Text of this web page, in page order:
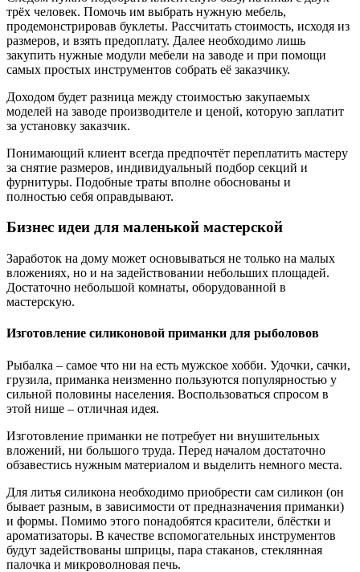
трёх человек. Помочь им выбрать нужную мебель,
продемонстрировав буклеты. Рассчитать стоимость, исходя из
размеров, и взять предоплату. Далее необходимо лишь
закупить нужные модули мебели на заводе и при помощи
самых простых инструментов собрать её заказчику.
Доходом будет разница между стоимостью закупаемых
моделей на заводе производителе и ценой, которую заплатит
за установку заказчик.
Понимающий клиент всегда предпочтёт переплатить мастеру
за снятие размеров, индивидуальный подбор секций и
фурнитуры. Подобные траты вполне обоснованы и
полностью себя оправдывают.
Бизнес идеи для маленькой мастерской
Заработок на дому может основываться не только на малых
вложениях, но и на задействовании небольших площадей.
Достаточно небольшой комнаты, оборудованной в
мастерскую.
Изготовление силиконовой приманки для рыболовов
Рыбалка – самое что ни на есть мужское хобби. Удочки, сачки,
грузила, приманка неизменно пользуются популярностью у
сильной половины населения. Воспользоваться спросом в
этой нише – отличная идея.
Изготовление приманки не потребует ни внушительных
вложений, ни большого труда. Перед началом достаточно
обзавестись нужным материалом и выделить немного места.
Для литья силикона необходимо приобрести сам силикон (он
бывает разным, в зависимости от предназначения приманки)
и формы. Помимо этого понадобятся красители, блёстки и
ароматизаторы. В качестве вспомогательных инструментов
будут задействованы шприцы, пара стаканов, стеклянная
палочка и микроволновая печь.